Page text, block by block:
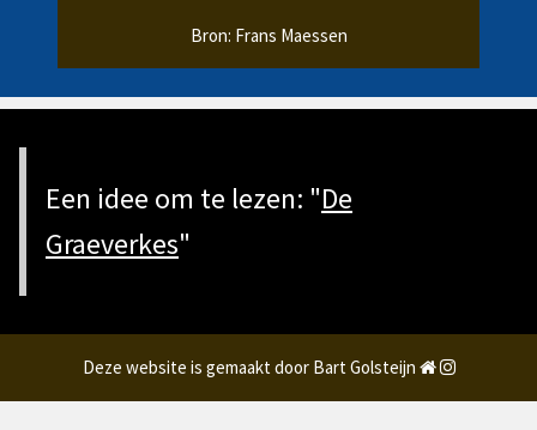
Bron: Frans Maessen
Een idee om te lezen: "De
Graeverkes"
Deze website is gemaakt door Bart Golsteijn